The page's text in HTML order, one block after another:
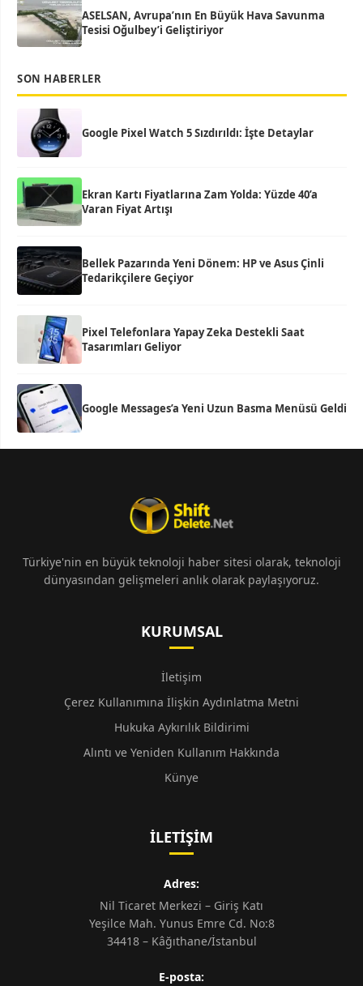
ASELSAN, Avrupa’nın En Büyük Hava Savunma
Tesisi Oğulbey’i Geliştiriyor
SON HABERLER
Google Pixel Watch 5 Sızdırıldı: İşte Detaylar
Ekran Kartı Fiyatlarına Zam Yolda: Yüzde 40’a
Varan Fiyat Artışı
Bellek Pazarında Yeni Dönem: HP ve Asus Çinli
Tedarikçilere Geçiyor
Pixel Telefonlara Yapay Zeka Destekli Saat
Tasarımları Geliyor
Google Messages’a Yeni Uzun Basma Menüsü Geldi
Türkiye'nin en büyük teknoloji haber sitesi olarak, teknoloji
dünyasından gelişmeleri anlık olarak paylaşıyoruz.
KURUMSAL
İletişim
Çerez Kullanımına İlişkin Aydınlatma Metni
Hukuka Aykırılık Bildirimi
Alıntı ve Yeniden Kullanım Hakkında
Künye
İLETIŞIM
Adres:
Nil Ticaret Merkezi – Giriş Katı
Yeşilce Mah. Yunus Emre Cd. No:8
34418 – Kâğıthane/İstanbul
E-posta: